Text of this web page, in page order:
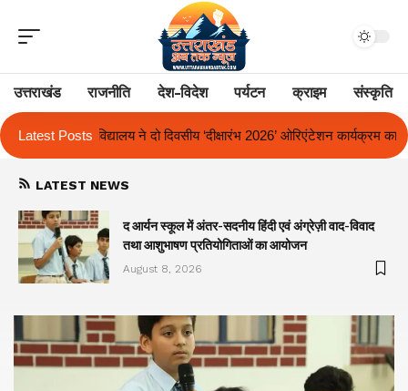
उत्तराखंड राजनीति देश-विदेश पर्यटन क्राइम संस्कृति
Latest Posts
‘दीक्षारंभ 2026’ ओरिएंटेशन कार्यक्रम का किया आयोजन एक साल से लंबित
LATEST NEWS
द आर्यन स्कूल में अंतर-सदनीय हिंदी एवं अंग्रेज़ी वाद-विवाद
तथा आशुभाषण प्रतियोगिताओं का आयोजन
August 8, 2026